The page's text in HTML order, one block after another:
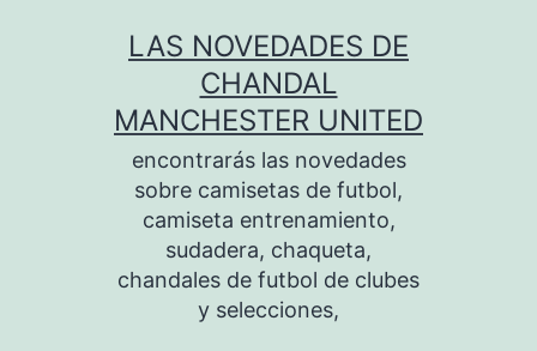
LAS NOVEDADES DE
CHANDAL
MANCHESTER UNITED
encontrarás las novedades
sobre camisetas de futbol,
camiseta entrenamiento,
sudadera, chaqueta,
chandales de futbol de clubes
y selecciones,